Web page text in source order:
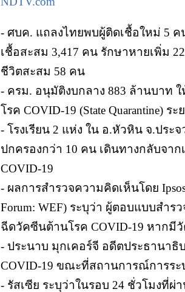
- ศบค. แถลงไทยพบผู้ติดเชื้อใหม่ 5
เชื้อสะสม 3,417 คน รักษาหายเพิ่ม
ชีวิตสะสม 58 คน
- ครม. อนุมัติงบกลาง 883 ล้านบาท
โรค COVID-19 (State Quarantine)
- โรงเรียน 2 แห่ง ใน อ.หัวหิน จ.ปร
ปกครองกว่า 10 คน เดินทางกลับจา
COVID-19
- ผลการสำรวจความคิดเห็นโดย
Forum: WEF) ระบุว่า ผู้ตอบแบบสำร
ฉีดวัคซีนต้านโรค COVID-19 หากมี
- ประนาบ มุกเคอร์จี อดีตประธานา
COVID-19 ขณะที่สถานการณ์การร
- รัสเซีย ระบุว่าในรอบ 24 ชั่วโมงที่ผ่